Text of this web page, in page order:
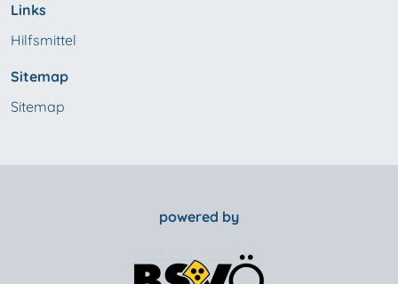
Links
Hilfsmittel
Sitemap
Sitemap
powered by